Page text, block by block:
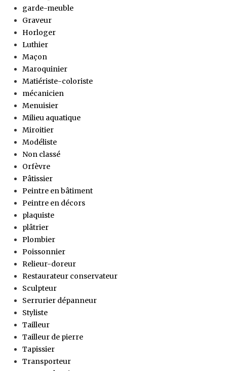
garde-meuble
Graveur
Horloger
Luthier
Maçon
Maroquinier
Matiériste-coloriste
mécanicien
Menuisier
Milieu aquatique
Miroitier
Modéliste
Non classé
Orfèvre
Pâtissier
Peintre en bâtiment
Peintre en décors
plaquiste
plâtrier
Plombier
Poissonnier
Relieur-doreur
Restaurateur conservateur
Sculpteur
Serrurier dépanneur
Styliste
Tailleur
Tailleur de pierre
Tapissier
Transporteur